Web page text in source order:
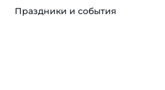
Праздники и события